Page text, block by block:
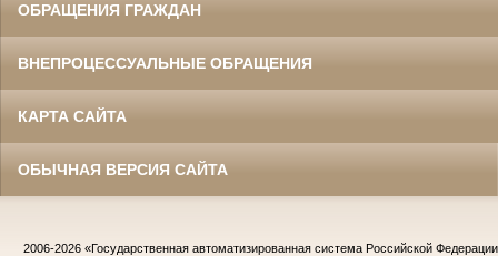
ОБРАЩЕНИЯ ГРАЖДАН
ВНЕПРОЦЕССУАЛЬНЫЕ ОБРАЩЕНИЯ
КАРТА САЙТА
ОБЫЧНАЯ ВЕРСИЯ САЙТА
2006-2026 «Государственная автоматизированная система Российской